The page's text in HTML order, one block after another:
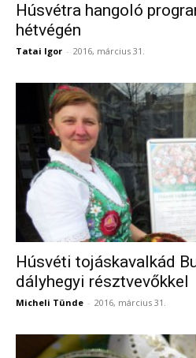
Húsvétra hangoló
hétvégén
Tatai Igor - 2016, március 31.
Húsvéti tojáskavalkád
dályhegyi résztvevőkkel
Micheli Tünde - 2016, március 31.